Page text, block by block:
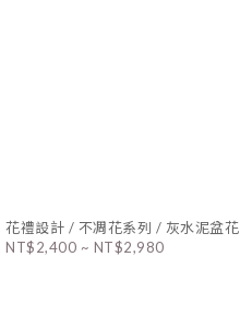
花禮設計 / 不凋花系列 / 灰水泥盆花
NT$2,400 ~ NT$2,980